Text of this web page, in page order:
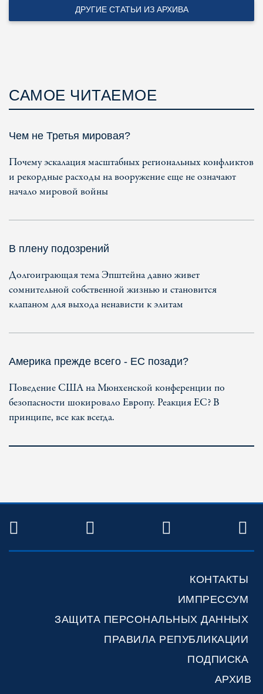
ДРУГИЕ СТАТЬИ ИЗ АРХИВА
САМОЕ ЧИТАЕМОЕ
Чем не Третья мировая?
Почему эскалация масштабных региональных конфликтов
и рекордные расходы на вооружение еще не означают
начало мировой войны
В плену подозрений
Долгоиграющая тема Эпштейна давно живет
сомнительной собственной жизнью и становится
клапаном для выхода ненависти к элитам
Америка прежде всего - ЕС позади?
Поведение США на Мюнхенской конференции по
безопасности шокировало Европу. Реакция ЕС? В
принципе, все как всегда.
TWITTER FACEBOOKYOUTUBE
КОНТАКТЫ
ИМПРЕССУМ
ЗАЩИТА ПЕРСОНАЛЬНЫХ ДАННЫХ
ПРАВИЛА РЕПУБЛИКАЦИИ
ПОДПИСКА
АРХИВ